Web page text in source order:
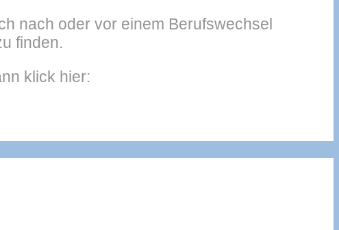
nach oder vor einem Berufswechsel
finden.
klick hier: